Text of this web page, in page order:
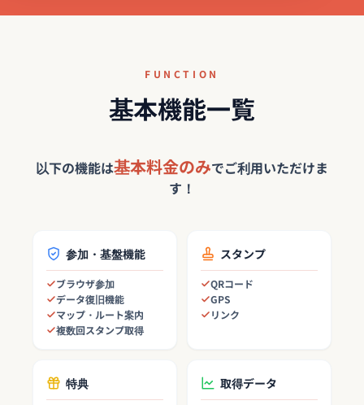
FUNCTION
基本機能一覧
以下の機能は基本料金のみでご利用いただけま
す！
参加・基盤機能
ブラウザ参加
データ復旧機能
マップ・ルート案内
複数回スタンプ取得
スタンプ
QRコード
GPS
リンク
特典 取得データ